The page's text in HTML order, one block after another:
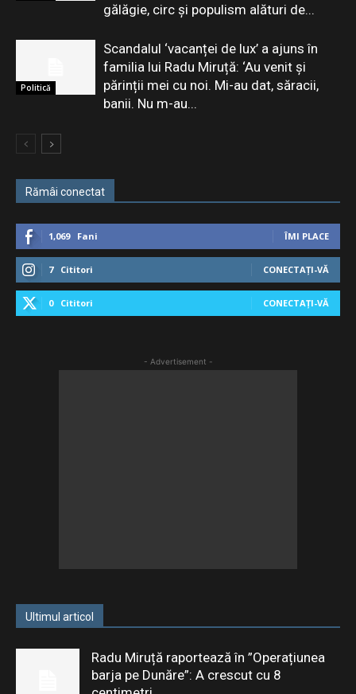
gălăgie, circ şi populism alături de...
Politică
Scandalul ‘vacanței de lux’ a ajuns în
familia lui Radu Miruță: ‘Au venit și
părinții mei cu noi. Mi-au dat, săracii,
banii. Nu m-au...
Rămâi conectat
1,069 Fani ÎMI PLACE
7 Cititori CONECTAȚI-VĂ
0 Cititori CONECTAȚI-VĂ
- Advertisement -
Ultimul articol
Radu Miruță raportează în ”Operațiunea
barja pe Dunăre”: A crescut cu 8